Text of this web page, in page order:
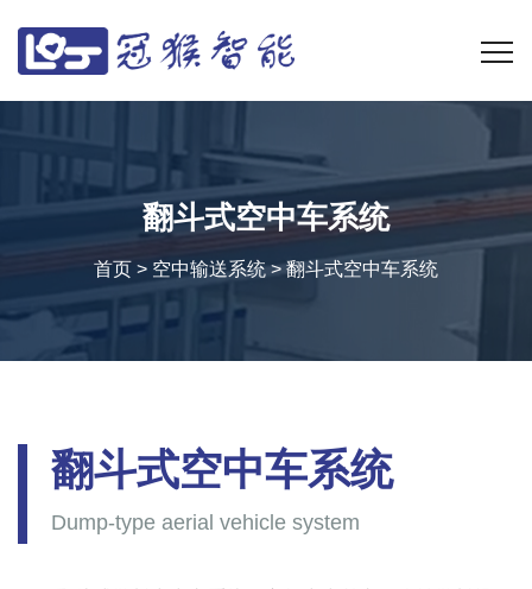
翻斗式空中车系统
首页 > 空中输送系统>翻斗式空中车系统
翻斗式空中车系统
Dump-type aerial vehicle system